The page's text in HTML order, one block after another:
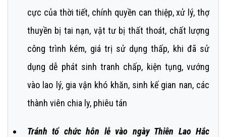
cực của thời tiết, chính quyền can thiệp, xử lý, thợ
thuyền bị tai nạn, vật tư bị thất thoát, chất lượng
công trình kém, giá trị sử dụng thấp, khi đã sử
dụng dễ phát sinh tranh chấp, kiện tụng, vướng
vào lao lý, gia vận khó khăn, sinh kế gian nan, các
thành viên chia ly, phiêu tán
Tránh tổ chức hôn lễ vào ngày Thiên Lao Hắc